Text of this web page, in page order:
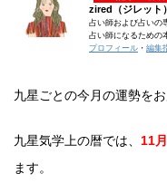
zired（ジレット）
占い師および占いの
占い師になるための
プロフィール ・ 編集
九星ごとの今月の運勢をお
九星気学上の暦では、 11
ます。